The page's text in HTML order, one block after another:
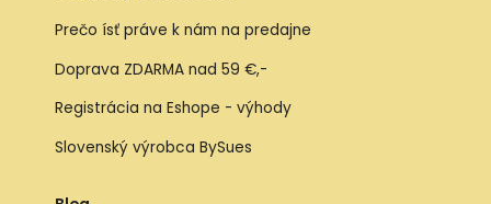
Prečo ísť práve k nám na predajne
Doprava ZDARMA nad 59 €,-
Registrácia na Eshope - výhody
Slovenský výrobca BySues